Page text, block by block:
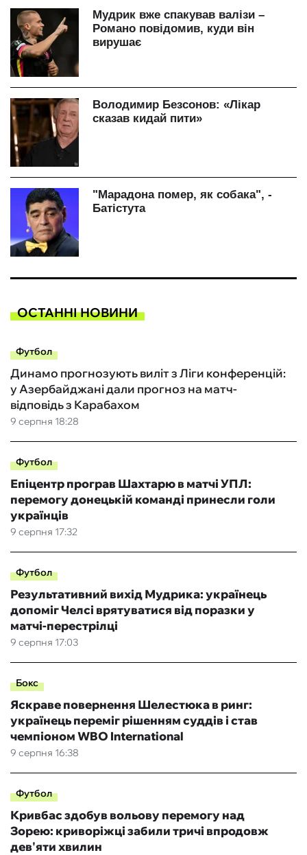
ОСТАННІ НОВИНИ
Футбол
9 серпня 18:28
Динамо прогнозують виліт з Ліги конференцій:
у Азербайджані дали прогноз на матч-
відповідь з Карабахом
Футбол
9 серпня 17:32
Епіцентр програв Шахтарю в матчі УПЛ:
перемогу донецькій команді принесли голи
українців
Футбол
9 серпня 17:03
Результативний вихід Мудрика: українець
допоміг Челсі врятуватися від поразки у
матчі-перестрілці
Бокс
9 серпня 16:38
Яскраве повернення Шелестюка в ринг:
українець переміг рішенням суддів і став
чемпіоном WBO International
Футбол
Кривбас здобув вольову перемогу над
Зорею: криворіжці забили тричі впродовж
дев'яти хвилин